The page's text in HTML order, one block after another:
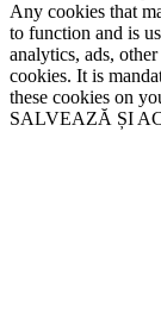
Any cookies that
to function and is
analytics, ads,
cookies. It is
these cookies on
SALVEAZĂ ȘI